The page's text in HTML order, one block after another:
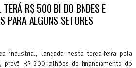
R$ 500 BI DO BNDES E
PARA ALGUNS SETORES
industrial, lançada nesta terça-feira pela
prevê R$ 500 bilhões de financiamento do